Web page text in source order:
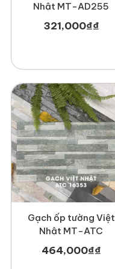
Nhật MT-AD255
321,000₫₫
Gạch ốp tường Việt
Nhật MT-ATC
464,000₫₫